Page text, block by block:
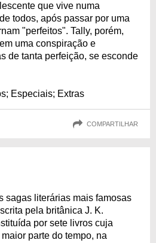
que vive numa
todos, após passar por uma
"perfeitos". Tally, porém,
uma conspiração e
de tanta perfeição, se esconde
Especiais; Extras
COMPARTILHAR
sagas literárias mais famosas
pela britânica J. K.
por sete livros cuja
parte do tempo, na